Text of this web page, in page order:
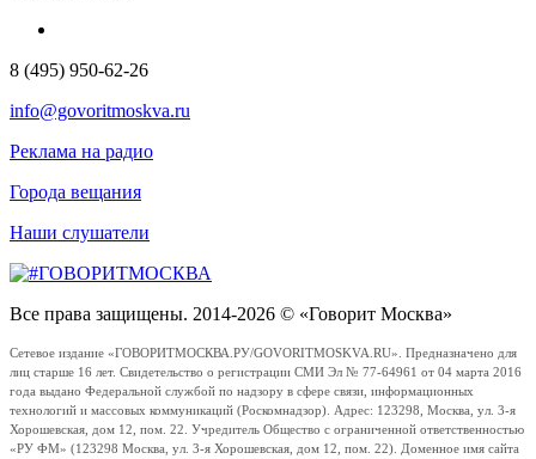
8 (495) 950-62-26
info@govoritmoskva.ru
Реклама на радио
Города вещания
Наши слушатели
Все права защищены. 2014-2026 © «Говорит Москва»
Сетевое издание «ГОВОРИТМОСКВА.РУ/GOVORITMOSKVA.RU». Предназначено для
лиц старше 16 лет. Свидетельство о регистрации СМИ Эл № 77-64961 от 04 марта 2016
года выдано Федеральной службой по надзору в сфере связи, информационных
технологий и массовых коммуникаций (Роскомнадзор). Адрес: 123298, Москва, ул. 3-я
Хорошевская, дом 12, пом. 22. Учредитель Общество с ограниченной ответственностью
«РУ ФМ» (123298 Москва, ул. 3-я Хорошевская, дом 12, пом. 22). Доменное имя сайта